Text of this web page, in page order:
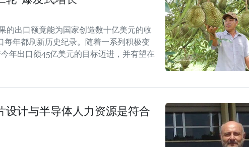
的出口额竟能为国家创造数十亿美元的收
每年都刷新历史纪录。随着一系列积极变
年出口额45亿美元的目标迈进，并有望在
设计与半导体人力资源是符合